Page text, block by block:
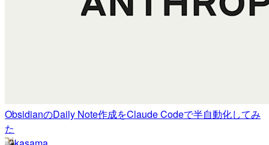
ObsidianのDaily Note作成をClaude Codeで半自動化してみ
た